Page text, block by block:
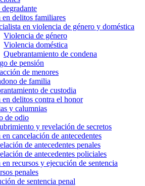
en delitos familiares
en violencia de género y doméstica
Violencia de género
Violencia doméstica
Quebrantamiento de condena
de pensión
de menores
de familia
de custodia
en delitos contra el honor
y calumnias
de odio
y revelación de secretos
cancelación de antecedentes
de antecedentes penales
de antecedentes policiales
en recursos y ejecución de sentencia
penales
de sentencia penal